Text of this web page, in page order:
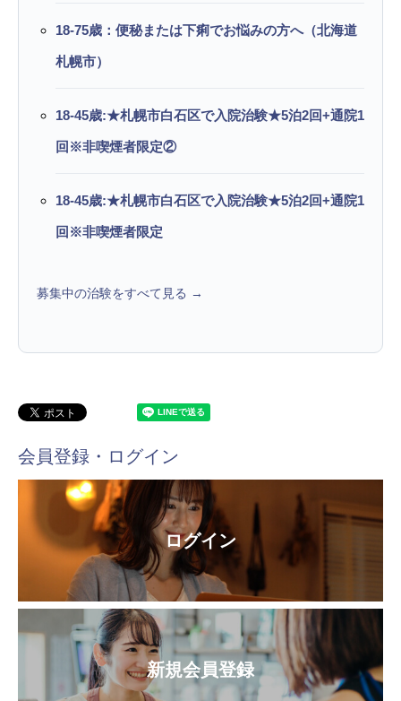
18-75歳：便秘または下痢でお悩みの方へ（北海道
札幌市）
18-45歳:★札幌市白石区で入院治験★5泊2回+通院1
回※非喫煙者限定②
18-45歳:★札幌市白石区で入院治験★5泊2回+通院1
回※非喫煙者限定
募集中の治験をすべて見る →
会員登録・ログイン
ログイン
新規会員登録